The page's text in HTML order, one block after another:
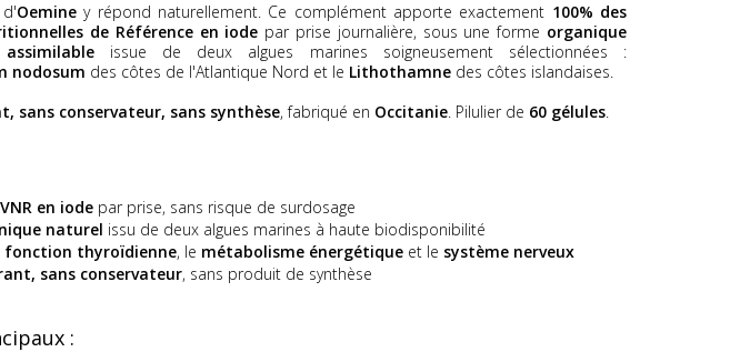
Oemine y répond naturellement. Ce complément apporte exactement 100% des
de Référence en iode par prise journalière, sous une forme organique
issue de deux algues marines soigneusement sélectionnées :
nodosum des côtes de l'Atlantique Nord et le Lithothamnedes côtes islandaises.
sans conservateur, sans synthèse, fabriqué en Occitanie. Pilulier de 60 gélules.
en iodepar prise, sans risque de surdosage
naturel issu de deux algues marines à haute biodisponibilité
fonction thyroïdienne, le métabolisme énergétiqueet le système nerveux
sans conservateur, sans produit de synthèse
: